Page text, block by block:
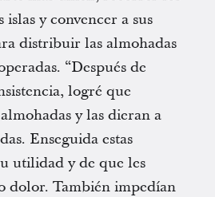
islas y convencer a sus
distribuir las almohadas
“Después de
logré que
y las dieran a
Enseguida estas
utilidad y de que les
dolor. También impedían